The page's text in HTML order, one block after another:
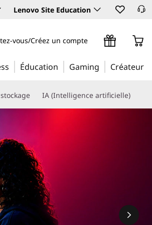
Lenovo Site Education
vous/Créez un compte
Éducation Gaming Créateur
IA (Intelligence artificielle)